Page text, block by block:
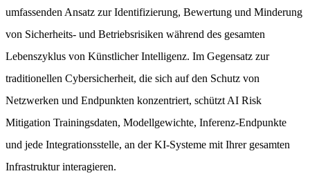
umfassenden Ansatz zur Identifizierung, Bewertung und Minderung
von Sicherheits- und Betriebsrisiken während des gesamten
Lebenszyklus von Künstlicher Intelligenz. Im Gegensatz zur
traditionellen Cybersicherheit, die sich auf den Schutz von
Netzwerken und Endpunkten konzentriert, schützt AI Risk
Mitigation Trainingsdaten, Modellgewichte, Inferenz-Endpunkte
und jede Integrationsstelle, an der KI-Systeme mit Ihrer gesamten
Infrastruktur interagieren.